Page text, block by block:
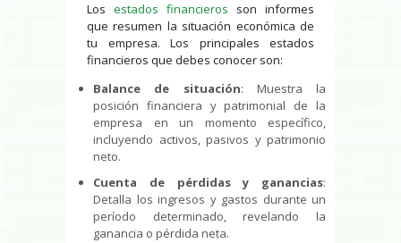
Los estados financieros son informes
que resumen la situación económica de
tu empresa. Los principales estados
financieros que debes conocer son:
Balance de situación: Muestra la
posición financiera y patrimonial de la
empresa en un momento específico,
incluyendo activos, pasivos y patrimonio
neto.
Cuenta de pérdidas y ganancias:
Detalla los ingresos y gastos durante un
período determinado, revelando la
ganancia o pérdida neta.